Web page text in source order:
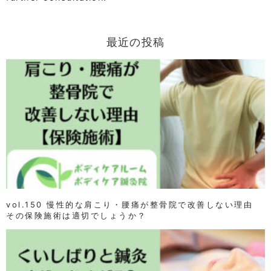
最近の投稿
vol.150 慢性的な肩こり・腰痛が整骨院で改善しない理由
その保険施術は適切でしょうか？